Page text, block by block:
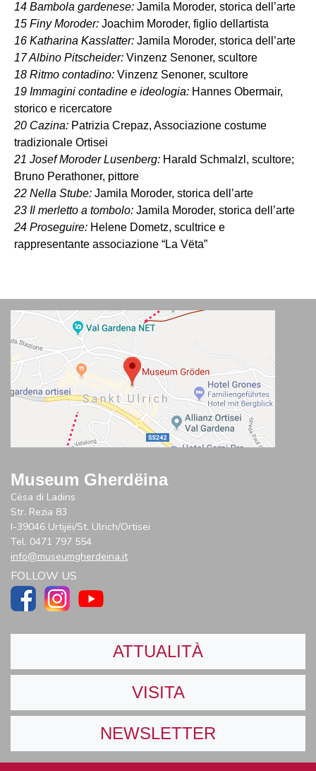
14 Bambola gardenese: Jamila Moroder, storica dell’arte
15 Finy Moroder: Joachim Moroder, figlio dellartista
16 Katharina Kasslatter: Jamila Moroder, storica dell’arte
17 Albino Pitscheider: Vinzenz Senoner, scultore
18 Ritmo contadino: Vinzenz Senoner, scultore
19 Immagini contadine e ideologia: Hannes Obermair,
storico e ricercatore
20 Cazina: Patrizia Crepaz, Associazione costume
tradizionale Ortisei
21 Josef Moroder Lusenberg: Harald Schmalzl, scultore;
Bruno Perathoner, pittore
22 Nella Stube: Jamila Moroder, storica dell’arte
23 Il merletto a tombolo: Jamila Moroder, storica dell’arte
24 Proseguire: Helene Dometz, scultrice e
rappresentante associazione “La Vëta”
Museum Gherdëina
Cësa di Ladins
Str. Rezia 83
I-39046 Urtijëi/St. Ulrich/Ortisei
Tel. 0471 797 554
info@museumgherdeina.it
FOLLOW US
ATTUALITÀ
VISITA
NEWSLETTER